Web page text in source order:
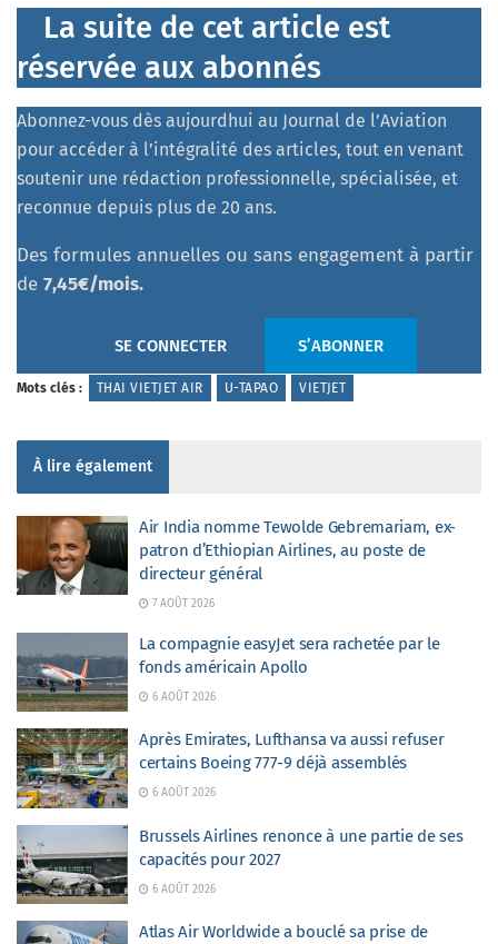
La suite de cet article est
réservée aux abonnés
Abonnez-vous dès aujourdhui au Journal de l’Aviation
pour accéder à l’intégralité des articles, tout en venant
soutenir une rédaction professionnelle, spécialisée, et
reconnue depuis plus de 20 ans.
Des formules annuelles ou sans engagement à partir
de 7,45€/mois.
SE CONNECTER S’ABONNER
Mots clés : THAI VIETJET AIR U-TAPAO VIETJET
À lire également
Air India nomme Tewolde Gebremariam, ex-
patron d’Ethiopian Airlines, au poste de
directeur général
7 AOÛT 2026
La compagnie easyJet sera rachetée par le
fonds américain Apollo
6 AOÛT 2026
Après Emirates, Lufthansa va aussi refuser
certains Boeing 777-9 déjà assemblés
6 AOÛT 2026
Brussels Airlines renonce à une partie de ses
capacités pour 2027
6 AOÛT 2026
Atlas Air Worldwide a bouclé sa prise de